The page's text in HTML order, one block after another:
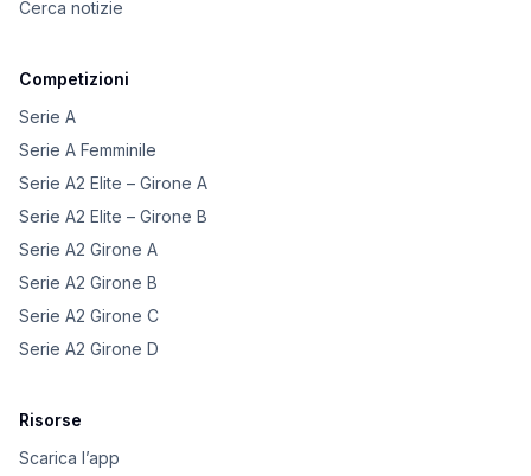
Cerca notizie
Competizioni
Serie A
Serie A Femminile
Serie A2 Elite – Girone A
Serie A2 Elite – Girone B
Serie A2 Girone A
Serie A2 Girone B
Serie A2 Girone C
Serie A2 Girone D
Risorse
Scarica l’app